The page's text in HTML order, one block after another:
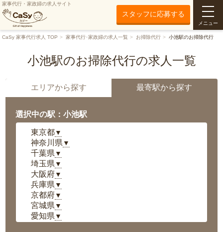
家事代行・家政婦の求人サイト
スタッフに応募する
メニュー
CaSy 家事代行求人 TOP 家事代行･家政婦の求人一覧 お掃除代行 小池駅のお掃除代行
小池駅のお掃除代行の求人一覧
エリアから探す 最寄駅から探す
選択中の駅：小池駅
東京都▼
神奈川県 ▼
千葉県 ▼
埼玉県 ▼
大阪府▼
兵庫県 ▼
京都府▼
宮城県 ▼
愛知県 ▼